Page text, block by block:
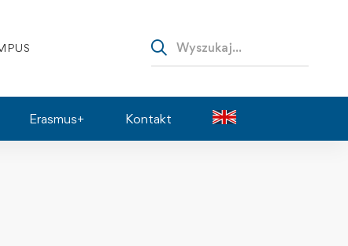
Erasmus+ Kontakt